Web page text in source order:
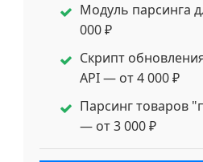
Модуль парсинга
000 ₽
Скрипт
API — от 4 000 ₽
Парсинг товаров
— от 3 000 ₽